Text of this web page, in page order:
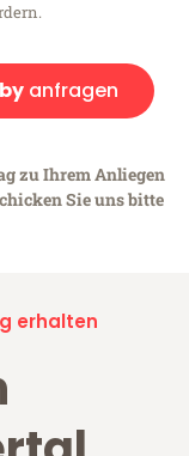
anfragen
zu Ihrem Anliegen
Sie uns bitte
erhalten